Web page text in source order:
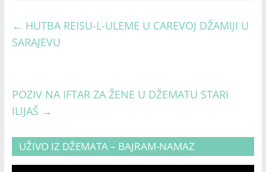
← HUTBA REISU-L-ULEME U CAREVOJ DŽAMIJI U
SARAJEVU
POZIV NA IFTAR ZA ŽENE U DŽEMATU STARI
ILIJAŠ →
UŽIVO IZ DŽEMATA – BAJRAM-NAMAZ